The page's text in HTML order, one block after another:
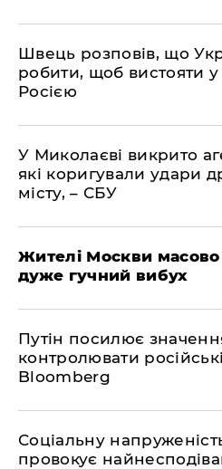
Швець розповів, що
робити, щоб вистояти у
Росією
У Миколаєві викрито
які коригували удари
місту, – СБУ
Жителі Москви
дуже гучний вибух
Путін посилює
контролювати
Bloomberg
Соціальну
провокує